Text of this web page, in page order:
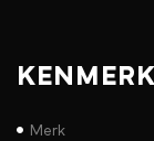
Merk